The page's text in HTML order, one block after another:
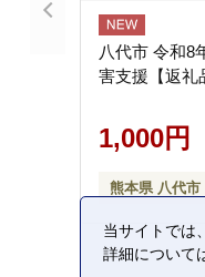
八代市 令和8
害支援【返礼
1,000円
熊本県 八代市
当サイトでは
詳細について